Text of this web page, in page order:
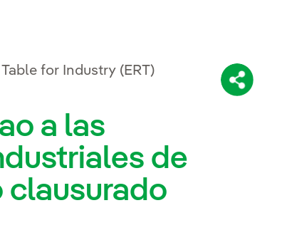
for Industry (ERT)
a las
de
clausurado